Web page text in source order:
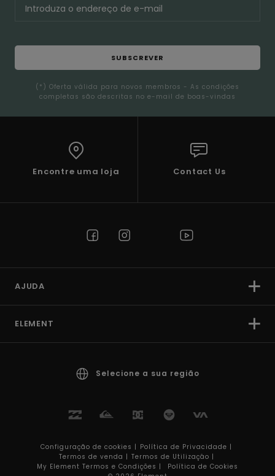
SUBSCREVER
(*) Oferta válida para novos membros - As condições
completas são descritas no e-mail de boas-vindas
Encontre uma loja Contact Us
AJUDA
ELEMENT
Selecione a sua região
Configuração de cookies | Política de Privacidade |
Termos de venda | Termos de Utilizaçâo |
My Element Termos e Condições |
Política de Cookies